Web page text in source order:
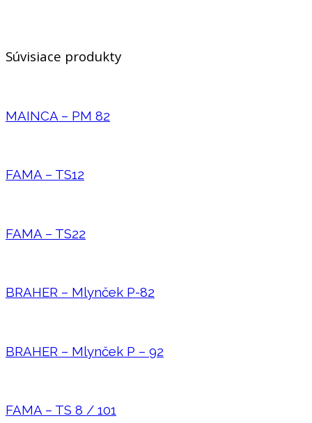
Súvisiace produkty
MAINCA – PM 82
FAMA – TS12
FAMA – TS22
BRAHER – Mlynček P-82
BRAHER – Mlynček P – 92
FAMA – TS 8 / 101